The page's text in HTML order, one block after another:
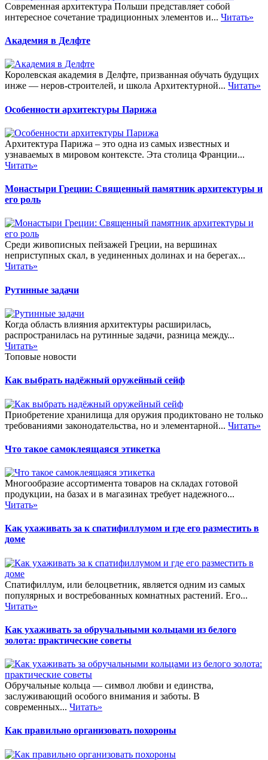
Современная архитектура Польши представляет собой
интересное сочетание традиционных элементов и... Читать»
Академия в Делфте
Королевская академия в Делфте, призванная обучать будущих
инже — неров-строителей, и школа Архитектурной... Читать»
Особенности архитектуры Парижа
Архитектура Парижа – это одна из самых известных и
узнаваемых в мировом контексте. Эта столица Франции...
Читать»
Монастыри Греции: Священный памятник архитектуры и
его роль
Среди живописных пейзажей Греции, на вершинах
неприступных скал, в уединенных долинах и на берегах...
Читать»
Рутинные задачи
Когда область влияния архитектуры расширилась,
распространилась на рутинные задачи, разница между...
Читать»
Топовые новости
Как выбрать надёжный оружейный сейф
Приобретение хранилища для оружия продиктовано не только
требованиями законодательства, но и элементарной... Читать»
Что такое самоклеящаяся этикетка
Многообразие ассортимента товаров на складах готовой
продукции, на базах и в магазинах требует надежного...
Читать»
Как ухаживать за к спатифиллумом и где его разместить в
доме
Спатифиллум, или белоцветник, является одним из самых
популярных и востребованных комнатных растений. Его...
Читать»
Как ухаживать за обручальными кольцами из белого
золота: практические советы
Обручальные кольца — символ любви и единства,
заслуживающий особого внимания и заботы. В
современных... Читать»
Как правильно организовать похороны